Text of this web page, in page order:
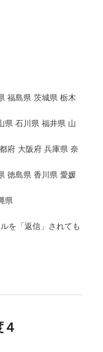
福島県 茨城県 栃木
県 石川県 福井県 山
府 大阪府 兵庫県 奈
徳島県 香川県 愛媛
県
を「返信」されても